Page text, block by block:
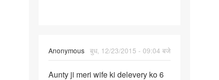
Anonymous बुध, 12/23/2015 - 09:04 बजे
Aunty
Aunty ji meri wife ki delevery ko 6